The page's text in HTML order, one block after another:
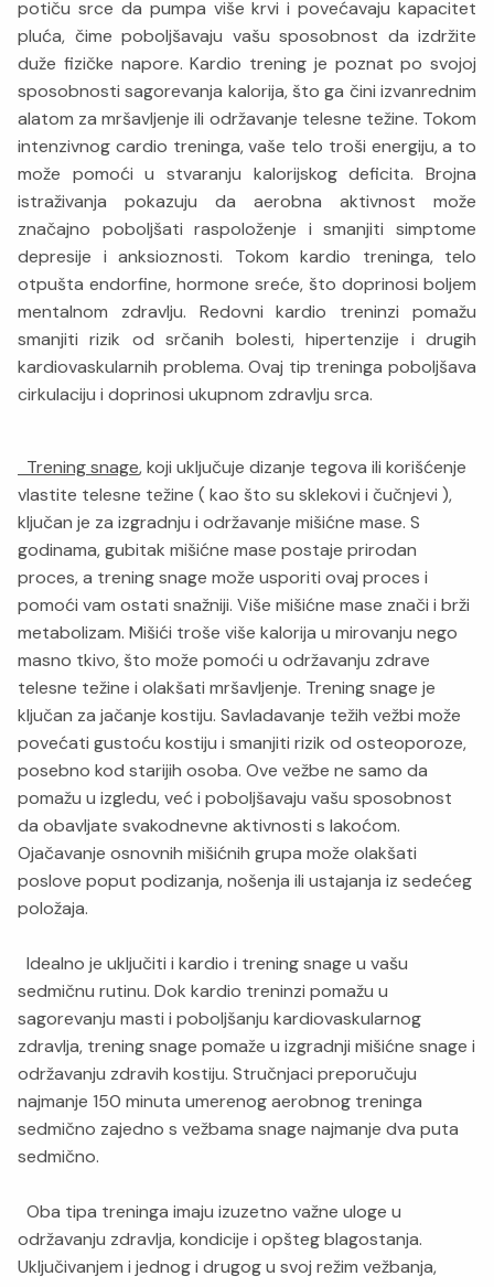
potiču srce da pumpa više krvi i povećavaju kapacitet
pluća, čime poboljšavaju vašu sposobnost da izdržite
duže fizičke napore. Kardio trening je poznat po svojoj
sposobnosti sagorevanja kalorija, što ga čini izvanrednim
alatom za mršavljenje ili održavanje telesne težine. Tokom
intenzivnog cardio treninga, vaše telo troši energiju, a to
može pomoći u stvaranju kalorijskog deficita. Brojna
istraživanja pokazuju da aerobna aktivnost može
značajno poboljšati raspoloženje i smanjiti simptome
depresije i anksioznosti. Tokom kardio treninga, telo
otpušta endorfine, hormone sreće, što doprinosi boljem
mentalnom zdravlju. Redovni kardio treninzi pomažu
smanjiti rizik od srčanih bolesti, hipertenzije i drugih
kardiovaskularnih problema. Ovaj tip treninga poboljšava
cirkulaciju i doprinosi ukupnom zdravlju srca.
Trening snage, koji uključuje dizanje tegova ili korišćenje
vlastite telesne težine ( kao što su sklekovi i čučnjevi ),
ključan je za izgradnju i održavanje mišićne mase. S
godinama, gubitak mišićne mase postaje prirodan
proces, a trening snage može usporiti ovaj proces i
pomoći vam ostati snažniji. Više mišićne mase znači i brži
metabolizam. Mišići troše više kalorija u mirovanju nego
masno tkivo, što može pomoći u održavanju zdrave
telesne težine i olakšati mršavljenje. Trening snage je
ključan za jačanje kostiju. Savladavanje težih vežbi može
povećati gustoću kostiju i smanjiti rizik od osteoporoze,
posebno kod starijih osoba. Ove vežbe ne samo da
pomažu u izgledu, već i poboljšavaju vašu sposobnost
da obavljate svakodnevne aktivnosti s lakoćom.
Ojačavanje osnovnih mišićnih grupa može olakšati
poslove poput podizanja, nošenja ili ustajanja iz sedećeg
položaja.
Idealno je uključiti i kardio i trening snage u vašu
sedmičnu rutinu. Dok kardio treninzi pomažu u
sagorevanju masti i poboljšanju kardiovaskularnog
zdravlja, trening snage pomaže u izgradnji mišićne snage i
održavanju zdravih kostiju. Stručnjaci preporučuju
najmanje 150 minuta umerenog aerobnog treninga
sedmično zajedno s vežbama snage najmanje dva puta
sedmično.
Oba tipa treninga imaju izuzetno važne uloge u
održavanju zdravlja, kondicije i opšteg blagostanja.
Uključivanjem i jednog i drugog u svoj režim vežbanja,